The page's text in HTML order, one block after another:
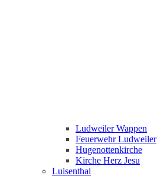
Ludweiler Wappen
Feuerwehr Ludweiler
Hugenottenkirche
Kirche Herz Jesu
Luisenthal